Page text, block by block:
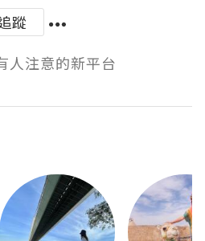
蹤
人注意的新平台